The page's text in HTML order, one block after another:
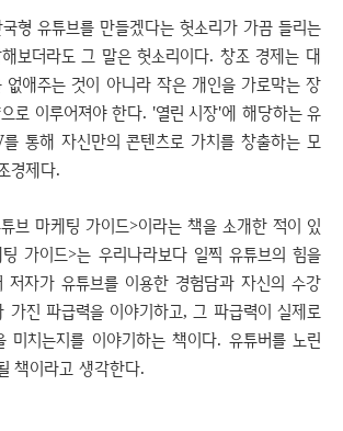
형 유튜브를 만들겠다는 헛소리가 가끔 들리는
보더라도 그 말은 헛소리이다. 창조 경제는 대
없애주는 것이 아니라 작은 개인을 가로막는 장
로 이루어져야 한다. '열린 시장'에 해당하는 유
통해 자신만의 콘텐츠로 가치를 창출하는 모
경제다.
브 마케팅 가이드>이라는 책을 소개한 적이 있
가이드>는 우리나라보다 일찍 유튜브의 힘을
저자가 유튜브를 이용한 경험담과 자신의 수강
가진 파급력을 이야기하고, 그 파급력이 실제로
미치는지를 이야기하는 책이다. 유튜버를 노린
책이라고 생각한다.